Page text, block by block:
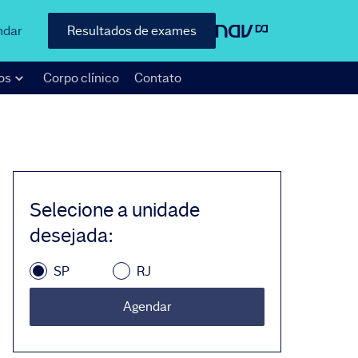
Resultados de exames
Corpo clínico Contato
Selecione a unidade
desejada:
SP RJ
Agendar